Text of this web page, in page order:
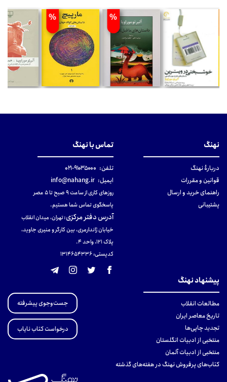
%
%
نهنگ
دربارهٔ نهنگ
قوانین و مقررات
راهنمای خرید و ارسال
پشتیبانی
تماس با نهنگ
تلفن: ۹۱۰۳۵۰۰۰-۰۲۱
ایمیل: info@nahang.ir
روزهای کاری از ساعت ۹ صبح تا ۵ عصر
پاسخگوی تماس شما هستیم.
آدرس دفتر مرکزی:تهران، میدان انقلاب
خیابان ژاندارمری، بین کارگر و منیری جاوید،
پلاک 121، واحد ۴.
کدپستی: 131465433۶
پیشنهاد نهنگ
مطالعات انقلاب
تاریخ معاصر ایران
تجدید چاپی‌ها
منتخبی از ادبیات انگلستان
منتخبی از ادبیات آلمان
کتاب‌های پرفروش نهنگ در هفته‌های گذشته
جست‌وجوی پیشرفته
درخواست کتاب نایاب